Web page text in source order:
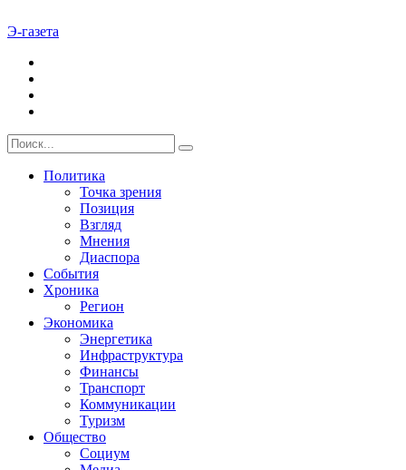
Э-газета
Политика
Точка зрения
Позиция
Взгляд
Мнения
Диаспора
События
Хроника
Регион
Экономика
Энергетика
Инфраструктура
Финансы
Транспорт
Коммуникации
Туризм
Общество
Социум